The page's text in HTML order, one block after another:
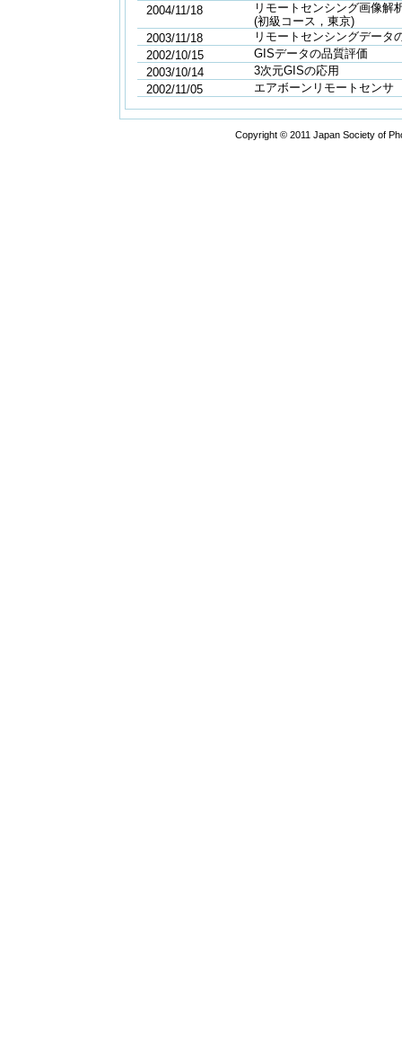
2004/11/18
リモートセンシング画像解
(初級コース，東京)
2003/11/18
リモートセンシングデータ
2002/10/15
GISデータの品質評価
2003/10/14
3次元GISの応用
2002/11/05
エアボーンリモートセンサ
Copyright © 2011 Japan Society of